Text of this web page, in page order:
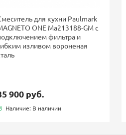
для кухни Paulmark
ONE Ma213188-GM с
фильтра и
изливом вороненая
900 руб.
Наличие: В наличии